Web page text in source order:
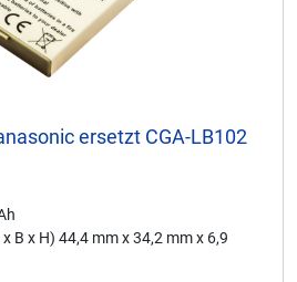
ersetzt CGA-LB102
x B x H) 44,4 mm x 34,2 mm x 6,9